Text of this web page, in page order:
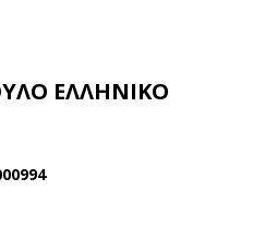
ΕΛΛΗΝΙΚΟ